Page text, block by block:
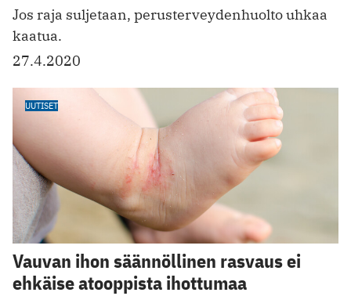
Jos raja suljetaan, perusterveydenhuolto uhkaa
kaatua.
27.4.2020
UUTISET
Vauvan ihon säännöllinen rasvaus ei
ehkäise atooppista ihottumaa